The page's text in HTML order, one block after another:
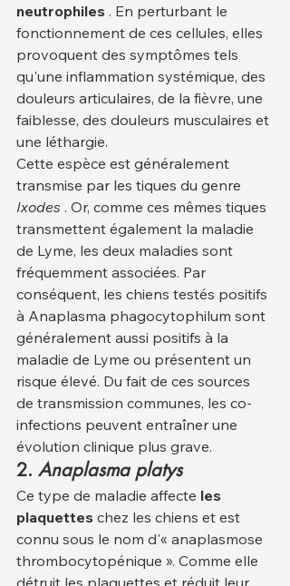
neutrophiles . En perturbant le
fonctionnement de ces cellules, elles
provoquent des symptômes tels
qu'une inflammation systémique, des
douleurs articulaires, de la fièvre, une
faiblesse, des douleurs musculaires et
une léthargie.
Cette espèce est généralement
transmise par les tiques du genre
Ixodes . Or, comme ces mêmes tiques
transmettent également la maladie
de Lyme, les deux maladies sont
fréquemment associées. Par
conséquent, les chiens testés positifs
à Anaplasma phagocytophilum sont
généralement aussi positifs à la
maladie de Lyme ou présentent un
risque élevé. Du fait de ces sources
de transmission communes, les co-
infections peuvent entraîner une
évolution clinique plus grave.
2. Anaplasma platys
Ce type de maladie affecte les
plaquettes chez les chiens et est
connu sous le nom d'« anaplasmose
thrombocytopénique ». Comme elle